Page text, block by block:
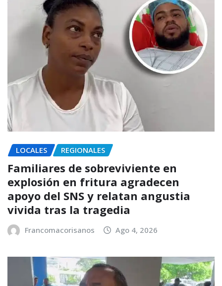
LOCALES REGIONALES
Familiares de sobreviviente en
explosión en fritura agradecen
apoyo del SNS y relatan angustia
vivida tras la tragedia
Francomacorisanos Ago 4, 2026